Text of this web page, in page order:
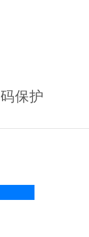
保护